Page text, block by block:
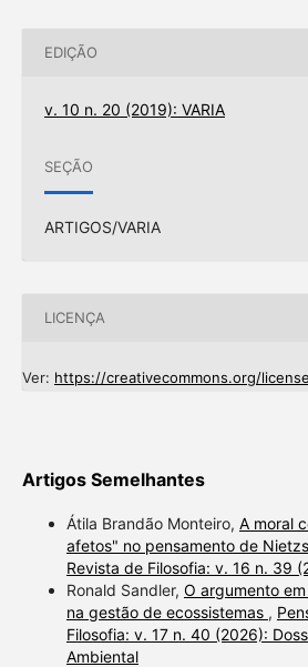
EDIÇÃO
v. 10 n. 20 (2019): VARIA
SEÇÃO
ARTIGOS/VARIA
LICENÇA
Ver: https://creativecommons.org/
Artigos Semelhantes
Átila Brandão Monteiro, A moral
afetos" no pensamento de
Revista de Filosofia: v. 16 n. 39
Ronald Sandler, O argumento
na gestão de ecossistemas ,
Filosofia: v. 17 n. 40 (2026):
Ambiental